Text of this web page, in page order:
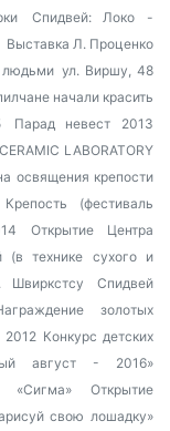
Спидвей: Локо -
Выставка Л. Проценко
людьми ул. Виршу, 48
начали красить
Парад невест 2013
CERAMIC LABORATORY
освящения крепости
Крепость (фестиваль
Открытие Центра
(в технике сухого и
Швиркстсу
Спидвей
золотых
2012 Конкурс детских
август - 2016»
«Сигма»
Открытие
свою лошадку»